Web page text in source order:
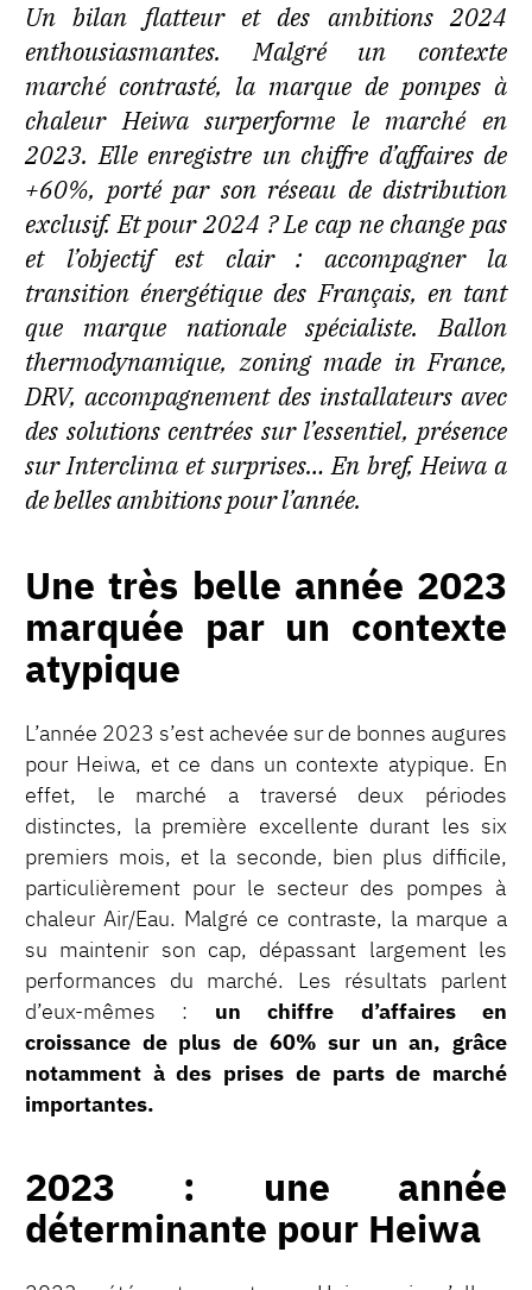
Un bilan flatteur et des ambitions 2024
enthousiasmantes. Malgré un contexte
marché contrasté, la marque de pompes à
chaleur Heiwa surperforme le marché en
2023. Elle enregistre un chiffre d’affaires de
+60%, porté par son réseau de distribution
exclusif. Et pour 2024 ? Le cap ne change pas
et l’objectif est clair : accompagner la
transition énergétique des Français, en tant
que marque nationale spécialiste. Ballon
thermodynamique, zoning made in France,
DRV, accompagnement des installateurs avec
des solutions centrées sur l’essentiel, présence
sur Interclima et surprises… En bref, Heiwa a
de belles ambitions pour l’année.
Une très belle année 2023
marquée par un contexte
atypique
L’année 2023 s’est achevée sur de bonnes augures
pour Heiwa, et ce dans un contexte atypique. En
effet, le marché a traversé deux périodes
distinctes, la première excellente durant les six
premiers mois, et la seconde, bien plus difficile,
particulièrement pour le secteur des pompes à
chaleur Air/Eau. Malgré ce contraste, la marque a
su maintenir son cap, dépassant largement les
performances du marché. Les résultats parlent
d’eux-mêmes : un chiffre d’affaires en
croissance de plus de 60% sur un an, grâce
notamment à des prises de parts de marché
importantes.
2023 : une année
déterminante pour Heiwa